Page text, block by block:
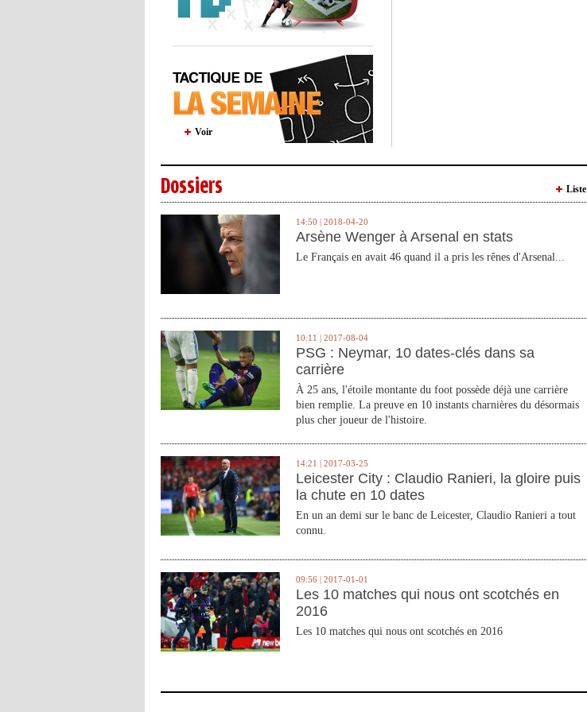
Voir
Dossiers Liste
14:50 | 2018-04-20
Arsène Wenger à Arsenal en stats
Le Français en avait 46 quand il a pris les rênes d'Arsenal...
10:11 | 2017-08-04
PSG : Neymar, 10 dates-clés dans sa
carrière
À 25 ans, l'étoile montante du foot possède déjà une carrière
bien remplie. La preuve en 10 instants charnières du désormais
plus cher joueur de l'histoire.
14:21 | 2017-03-25
Leicester City : Claudio Ranieri, la gloire puis
la chute en 10 dates
En un an demi sur le banc de Leicester, Claudio Ranieri a tout
connu.
09:56 | 2017-01-01
Les 10 matches qui nous ont scotchés en
2016
Les 10 matches qui nous ont scotchés en 2016